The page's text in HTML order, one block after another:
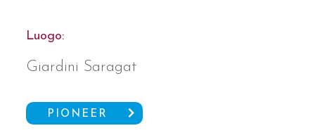
Luogo:
Giardini Saragat
PIONEER